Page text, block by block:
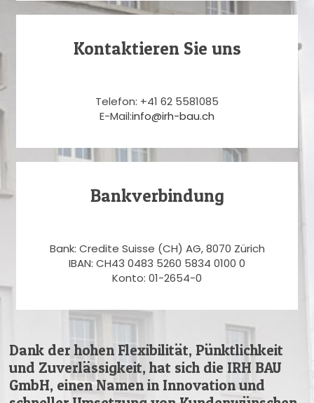
Kontaktieren Sie uns
Telefon: +41 62 5581085
E-Mail:info@irh-bau.ch
Bankverbindung
Bank: Credite Suisse (CH) AG, 8070 Zürich
IBAN: CH43 0483 5260 5834 0100 0
Konto: 01-2654-0
Dank der hohen Flexibilität, Pünktlichkeit
und Zuverlässigkeit, hat sich die IRH BAU
GmbH, einen Namen in Innovation und